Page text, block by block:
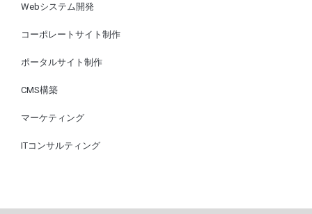
Webシステム開発
コーポレートサイト制作
ポータルサイト制作
CMS構築
マーケティング
ITコンサルティング